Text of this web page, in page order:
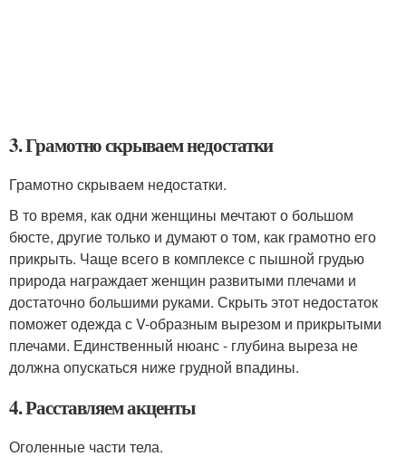
3. Грамотно скрываем недостатки
Грамотно скрываем недостатки.
В то время, как одни женщины мечтают о большом
бюсте, другие только и думают о том, как грамотно его
прикрыть. Чаще всего в комплексе с пышной грудью
природа награждает женщин развитыми плечами и
достаточно большими руками. Скрыть этот недостаток
поможет одежда с V-образным вырезом и прикрытыми
плечами. Единственный нюанс - глубина выреза не
должна опускаться ниже грудной впадины.
4. Расставляем акценты
Оголенные части тела.